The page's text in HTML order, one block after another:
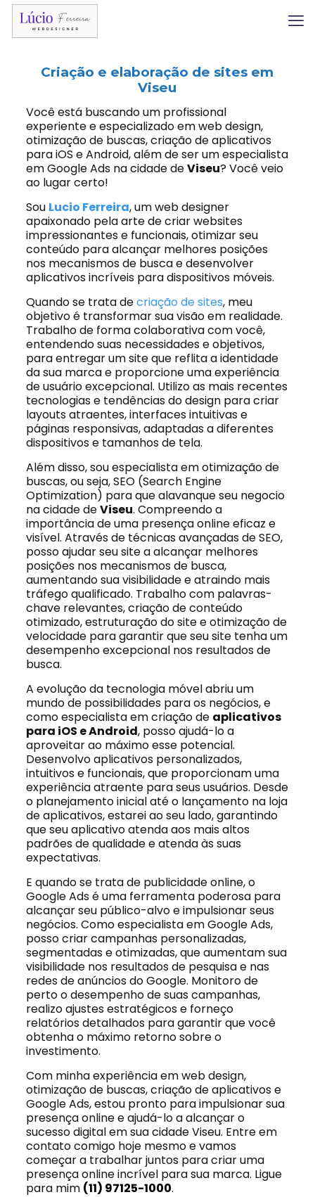
Criação e elaboração de sites em
Viseu
Você está buscando um profissional
experiente e especializado em web design,
otimização de buscas, criação de aplicativos
para iOS e Android, além de ser um especialista
em Google Ads na cidade deViseu? Você veio
ao lugar certo!
Sou Lucio Ferreira, um web designer
apaixonado pela arte de criar websites
impressionantes e funcionais, otimizar seu
conteúdo para alcançar melhores posições
nos mecanismos de busca e desenvolver
aplicativos incríveis para dispositivos móveis.
Quando se trata decriação de sites, meu
objetivo é transformar sua visão em realidade.
Trabalho de forma colaborativa com você,
entendendo suas necessidades e objetivos,
para entregar um site que reflita a identidade
da sua marca e proporcione uma experiência
de usuário excepcional. Utilizo as mais recentes
tecnologias e tendências do design para criar
layouts atraentes, interfaces intuitivas e
páginas responsivas, adaptadas a diferentes
dispositivos e tamanhos de tela.
Além disso, sou especialista em otimização de
buscas, ou seja, SEO (Search Engine
Optimization) para que alavanque seu negocio
na cidade deViseu. Compreendo a
importância de uma presença online eficaz e
visível. Através de técnicas avançadas de SEO,
posso ajudar seu site a alcançar melhores
posições nos mecanismos de busca,
aumentando sua visibilidade e atraindo mais
tráfego qualificado. Trabalho com palavras-
chave relevantes, criação de conteúdo
otimizado, estruturação do site e otimização de
velocidade para garantir que seu site tenha um
desempenho excepcional nos resultados de
busca.
A evolução da tecnologia móvel abriu um
mundo de possibilidades para os negócios, e
como especialista em criação de aplicativos
para iOS e Android, posso ajudá-lo a
aproveitar ao máximo esse potencial.
Desenvolvo aplicativos personalizados,
intuitivos e funcionais, que proporcionam uma
experiência atraente para seus usuários. Desde
o planejamento inicial até o lançamento na loja
de aplicativos, estarei ao seu lado, garantindo
que seu aplicativo atenda aos mais altos
padrões de qualidade e atenda às suas
expectativas.
E quando se trata de publicidade online, o
Google Ads é uma ferramenta poderosa para
alcançar seu público-alvo e impulsionar seus
negócios. Como especialista em Google Ads,
posso criar campanhas personalizadas,
segmentadas e otimizadas, que aumentam sua
visibilidade nos resultados de pesquisa e nas
redes de anúncios do Google. Monitoro de
perto o desempenho de suas campanhas,
realizo ajustes estratégicos e forneço
relatórios detalhados para garantir que você
obtenha o máximo retorno sobre o
investimento.
Com minha experiência em web design,
otimização de buscas, criação de aplicativos e
Google Ads, estou pronto para impulsionar sua
presença online e ajudá-lo a alcançar o
sucesso digital em sua cidade Viseu. Entre em
contato comigo hoje mesmo e vamos
começar a trabalhar juntos para criar uma
presença online incrível para sua marca. Ligue
para mim (11) 97125-1000.